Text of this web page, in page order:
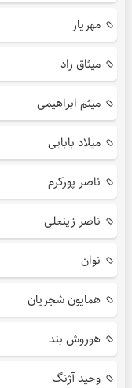
مهریار
میثاق راد
میثم ابراهیمی
میلاد بابایی
ناصر پورکرم
ناصر زینعلی
نوان
همایون شجریان
هوروش بند
وحید آژنگ